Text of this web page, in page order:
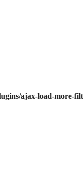
ajax-load-more-